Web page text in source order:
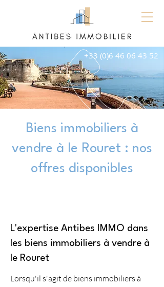
+33 (0)6 46 06 43 52
Biens immobiliers à
vendre à le Rouret : nos
offres disponibles
L'expertise Antibes IMMO dans
les biens immobiliers à vendre à
le Rouret
Lorsqu'il s'agit de biens immobiliers à